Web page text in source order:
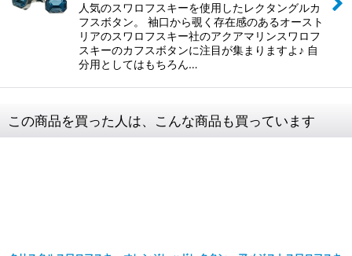
人気のスワロフスキーを使用したレクタングルカ
フスボタン。 袖口から覗く存在感のあるオースト
リアのスワロフスキー社のアクアマリンスワロフ
スキーのカフスボタンに注目が集まりますよ♪ 自
分用としてはもちろん…
この商品を買った人は、こんな商品も買っています